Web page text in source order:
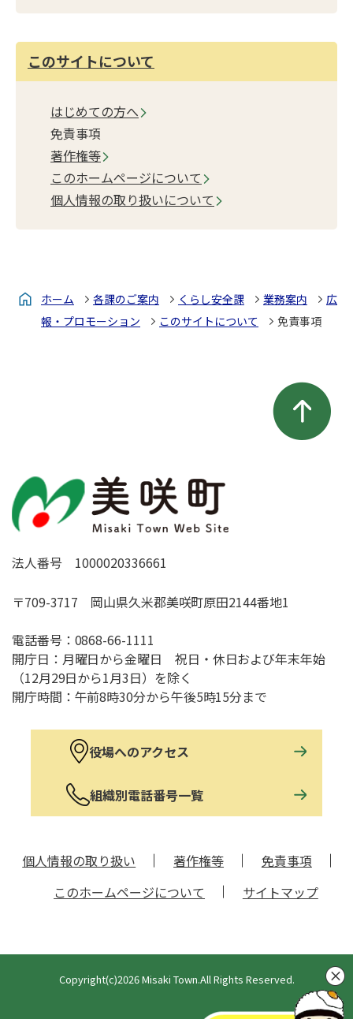
このサイトについて
はじめての方へ
免責事項
著作権等
このホームページについて
個人情報の取り扱いについて
ホーム 各課のご案内 くらし安全課 業務案内
広
報・プロモーション
このサイトについて 免責事項
法人番号 1000020336661
〒709-3717 岡山県久米郡美咲町原田2144番地1
電話番号： 0868-66-1111
開庁日：月曜日から金曜日 祝日・休日および年末年始
（12月29日から1月3日）を除く
開庁時間：午前8時30分から午後5時15分まで
役場へのアクセス
組織別電話番号一覧
個人情報の取り扱い 著作権等
免責事項
このホームページについて
サイトマップ
Copyright(c)2026 Misaki Town.All Rights Reserved.